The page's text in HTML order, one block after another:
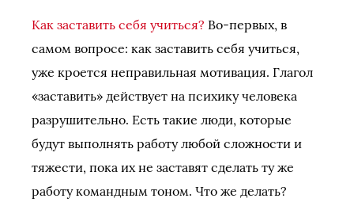
Как заставить себя учиться? Во-первых, в
самом вопросе: как заставить себя учиться,
уже кроется неправильная мотивация. Глагол
«заставить» действует на психику человека
разрушительно. Есть такие люди, которые
будут выполнять работу любой сложности и
тяжести, пока их не заставят сделать ту же
работу командным тоном. Что же делать?